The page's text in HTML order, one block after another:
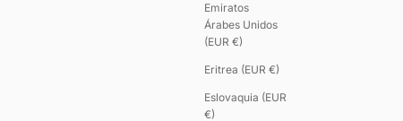
Emiratos
Árabes Unidos
(EUR €)
Eritrea (EUR €)
Eslovaquia (EUR
€)